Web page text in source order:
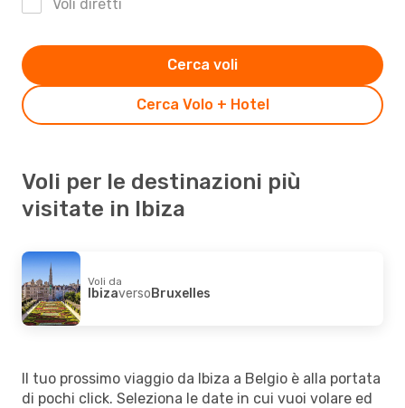
Voli diretti
Cerca Volo + Hotel
Cerca voli
Voli per le destinazioni più
visitate in Ibiza
Voli da
IbizaversoBruxelles
Il tuo prossimo viaggio da Ibiza a Belgio è alla portata
di pochi click. Seleziona le date in cui vuoi volare ed